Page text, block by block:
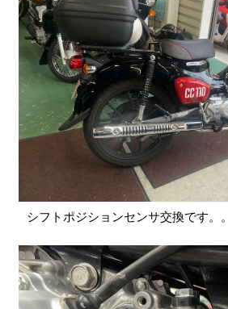
シフトポジションセンサ交換です。。